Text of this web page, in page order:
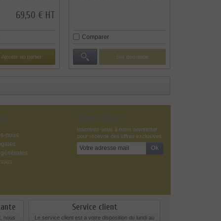
69,50 € HT
Ajouter au panier
Comparer
Sur demande
nous
Newsletter
Inscrivez-vous à notre newsletter
pour recevoir des offres exclusives
nous
Service client
Le service client est a votre disposition du lundi au